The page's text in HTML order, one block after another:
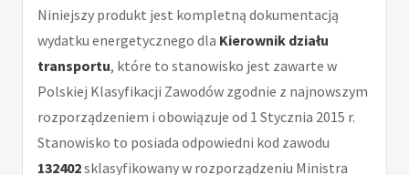
Niniejszy produkt jest kompletną dokumentacją
wydatku energetycznego dla Kierownik działu
transportu, które to stanowisko jest zawarte w
Polskiej Klasyfikacji Zawodów zgodnie z najnowszym
rozporządzeniem i obowiązuje od 1 Stycznia 2015 r.
Stanowisko to posiada odpowiedni kod zawodu
132402sklasyfikowany w rozporządzeniu Ministra